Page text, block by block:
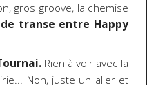
gros groove, la chemise
transe entre Happy
Rien à voir avec la
Non, juste un aller et